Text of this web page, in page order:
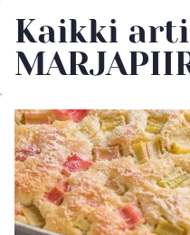
Kaikki